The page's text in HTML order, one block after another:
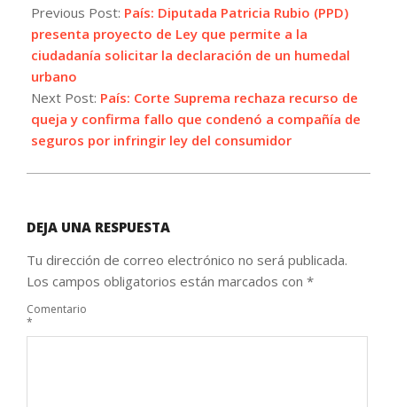
09-
28
Previous Post: País: Diputada Patricia Rubio (PPD)
presenta proyecto de Ley que permite a la
ciudadanía solicitar la declaración de un humedal
urbano
Next Post: País: Corte Suprema rechaza recurso de
queja y confirma fallo que condenó a compañía de
seguros por infringir ley del consumidor
DEJA UNA RESPUESTA
Tu dirección de correo electrónico no será publicada.
Los campos obligatorios están marcados con *
Comentario
*